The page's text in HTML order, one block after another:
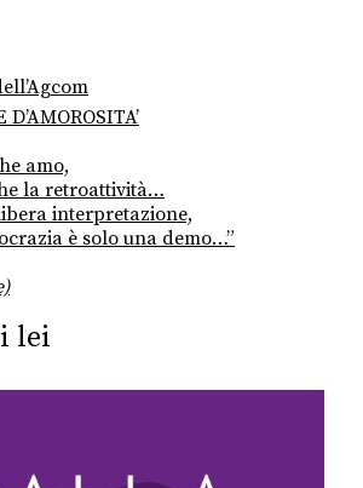
amo,
la retroattività…
interpretazione,
è solo una demo…”
lei